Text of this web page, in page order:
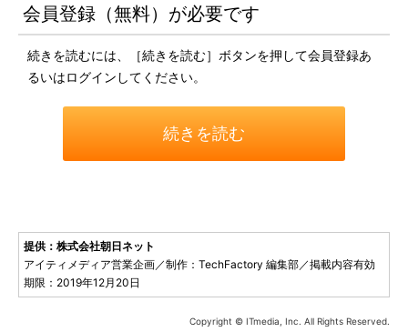
会員登録（無料）が必要です
続きを読むには、［続きを読む］ボタンを押して会員登録あ
るいはログインしてください。
続きを読む
提供：株式会社朝日ネット
アイティメディア営業企画／制作：TechFactory 編集部／掲載内容有効
期限：2019年12月20日
Copyright © ITmedia, Inc. All Rights Reserved.